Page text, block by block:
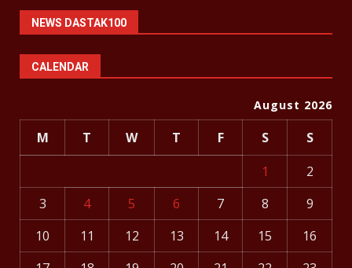
NEWS DASTAK100
CALENDAR
August 2026
M T W T F S
S
1
2
3
4 5 6 7 8
9
10
11 12 13 14 15
16